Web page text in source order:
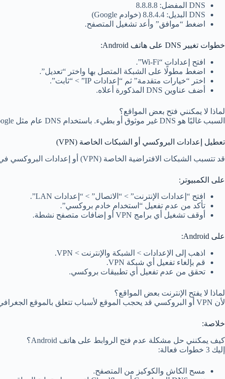
DNS المفضل: 8.8.8.8
DNS البديل: 8.8.4.4 (خوادم Google)
اضغط “موافق” وأعد تشغيل المتصفح.
خطوات تغيير DNS على هاتف Android:
افتح إعدادات “Wi-Fi”.
اضغط مطولًا على الشبكة المتصل بها واختر “تعديل”.
اختر “خيارات متقدمة” ثم “إعدادات IP” > “ثابت”.
أضف عناوين DNS المذكورة أعلاه.
لماذا لا يمكنني فتح بعض المواقع؟
السبب غالبًا هو DNS غير موثوق أو بطيء. باستخدام DNS عام مثل Google أو Cloudflare، يتم حل هذه المشكلة.
تعطيل إعدادات البروكسي أو الشبكات الخاصة (VPN)
قد تتسبب الشبكات الافتراضية الخاصة (VPN) أو إعدادات البروكسي في حظر بعض المواقع أو تغيير موقعك الجغرافي، مما يمنع المتصفح من تحميل الصفحات بشكل طبيعي.
على الكمبيوتر:
افتح “إعدادات الإنترنت” > “الاتصال” > “إعدادات LAN”.
تأكد من عدم تفعيل “استخدام خادم بروكسي”.
أوقف تشغيل أي برامج VPN أو إضافات متصفح نشطة.
على Android:
اذهب إلى الإعدادات > الشبكة والإنترنت > VPN.
قم بإلغاء تفعيل أي شبكة VPN.
تحقق من عدم تفعيل أي تطبيقات بروكسي.
لماذا لا يفتح الإنترنت بعض المواقع؟
لأن VPN أو البروكسي قد يحجب الموقع لأسباب تتعلق بالموقع الجغرافي أو بالفلترة.
خلاصة:
كيف يمكنني حل مشكلة عدم فتح الروابط على هاتف Android؟
إليك 3 خطوات فعالة:
مسح الكاش والكوكيز من المتصفح.